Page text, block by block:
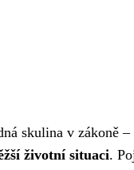
skulina v zákoně –
životní situaci.